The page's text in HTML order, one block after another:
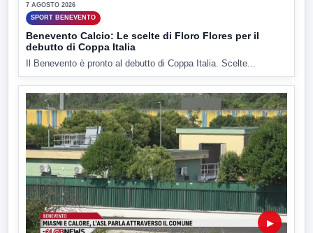
7 AGOSTO 2026
SPORT BENEVENTO
Benevento Calcio: Le scelte di Floro Flores per il
debutto di Coppa Italia
Il Benevento è pronto al debutto di Coppa Italia. Scelte...
▶